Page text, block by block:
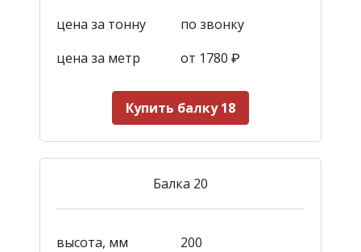
цена за тонну
по звонку
цена за метр
от 1780 ₽
Купить балку 18
Балка 20
высота, мм
200